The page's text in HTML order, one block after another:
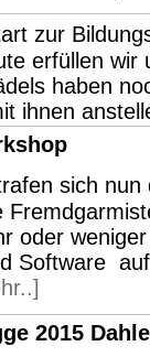
zur
erfüllen wir
haben
ihnen
sich nun
oder
Software
2015